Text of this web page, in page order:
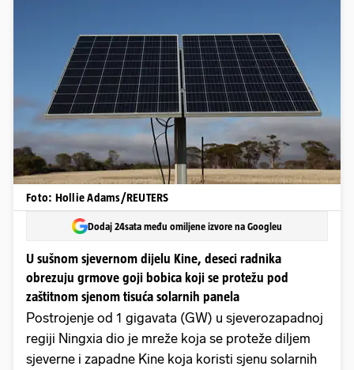
Foto: Hollie Adams/REUTERS
Dodaj 24sata među omiljene izvore na Googleu
U sušnom sjevernom dijelu Kine, deseci radnika
obrezuju grmove goji bobica koji se protežu pod
zaštitnom sjenom tisuća solarnih panela
Postrojenje od 1 gigavata (GW) u sjeverozapadnoj
regiji Ningxia dio je mreže koja se proteže diljem
sjeverne i zapadne Kine koja koristi sjenu solarnih